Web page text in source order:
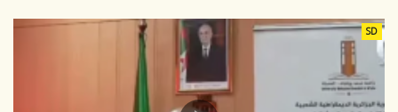
SD